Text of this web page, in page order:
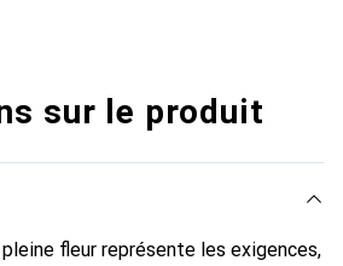
sur le produit
fleur représente les exigences,